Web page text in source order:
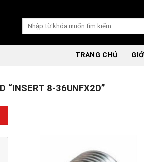
Search
TRANG CHỦ
“INSERT 8-36UNFX2D”